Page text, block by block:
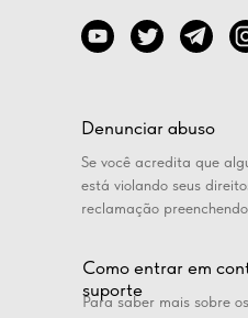
Denunciar abuso
Se você acredita que
está violando seus
reclamação
Como entrar em
suporte
Para saber mais sobre